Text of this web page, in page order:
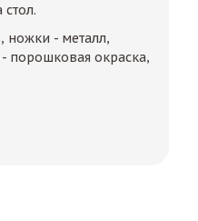
ножки - металл,
порошковая окраска,